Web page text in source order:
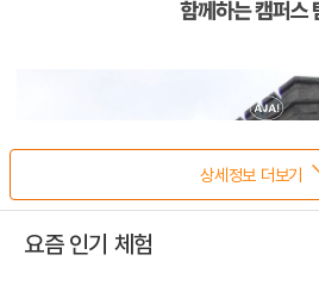
상세정보 더보기
요즘 인기 체험